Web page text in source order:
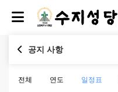
공지 사항
전체 연도 일정표